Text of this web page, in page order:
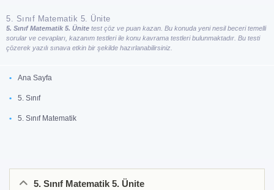
5. Sınıf Matematik 5. Ünite
5. Sınıf Matematik 5. Ünite test çöz ve puan kazan. Bu konuda yeni nesil beceri temelli
sorular ve cevapları, kazanım testleri ile konu kavrama testleri bulunmaktadır. Bu testi
çözerek yazılı sınava etkin bir şekilde hazırlanabilirsiniz.
Ana Sayfa
5. Sınıf
5. Sınıf Matematik
5. Sınıf Matematik 5. Ünite